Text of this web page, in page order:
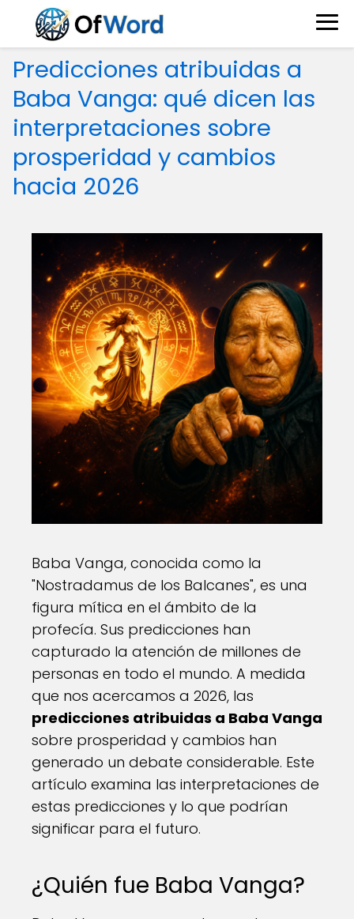
Predicciones atribuidas a
Baba Vanga: qué dicen las
interpretaciones sobre
prosperidad y cambios
hacia 2026
Baba Vanga, conocida como la
"Nostradamus de los Balcanes", es una
figura mítica en el ámbito de la
profecía. Sus predicciones han
capturado la atención de millones de
personas en todo el mundo. A medida
que nos acercamos a 2026, las
predicciones atribuidas a Baba Vanga
sobre prosperidad y cambios han
generado un debate considerable. Este
artículo examina las interpretaciones de
estas predicciones y lo que podrían
significar para el futuro.
¿Quién fue Baba Vanga?